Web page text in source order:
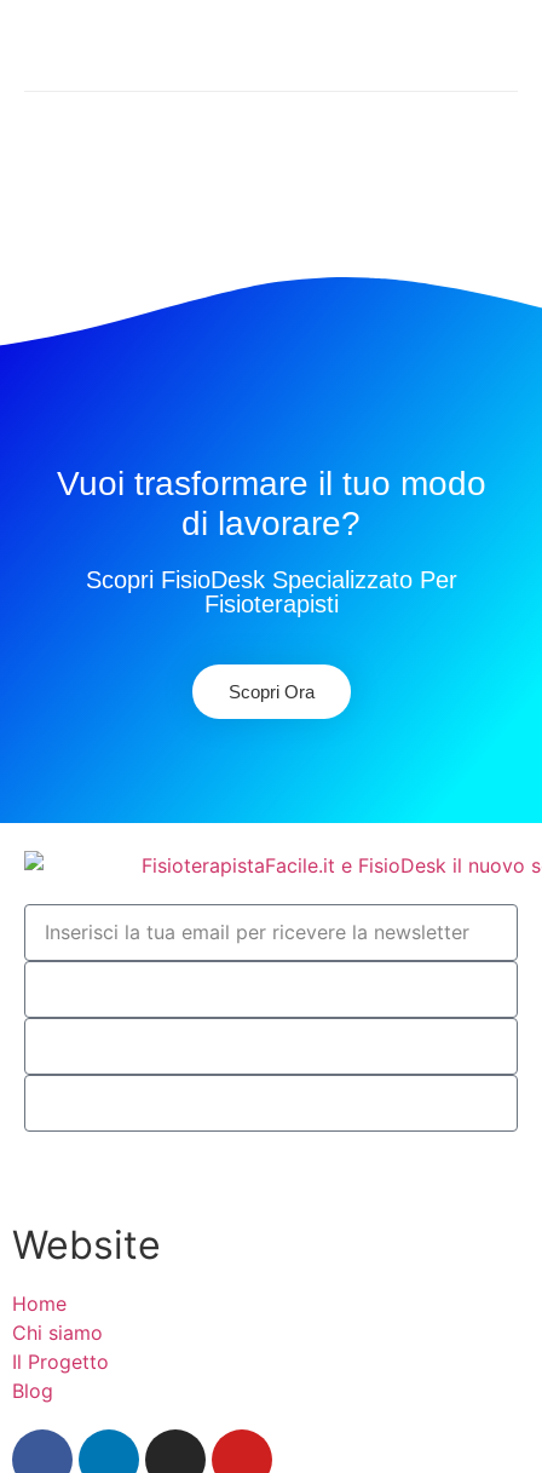
Vuoi trasformare il tuo modo
di lavorare?
Scopri FisioDesk Specializzato Per
Fisioterapisti
Scopri Ora
Website
Home
Chi siamo
Il Progetto
Blog